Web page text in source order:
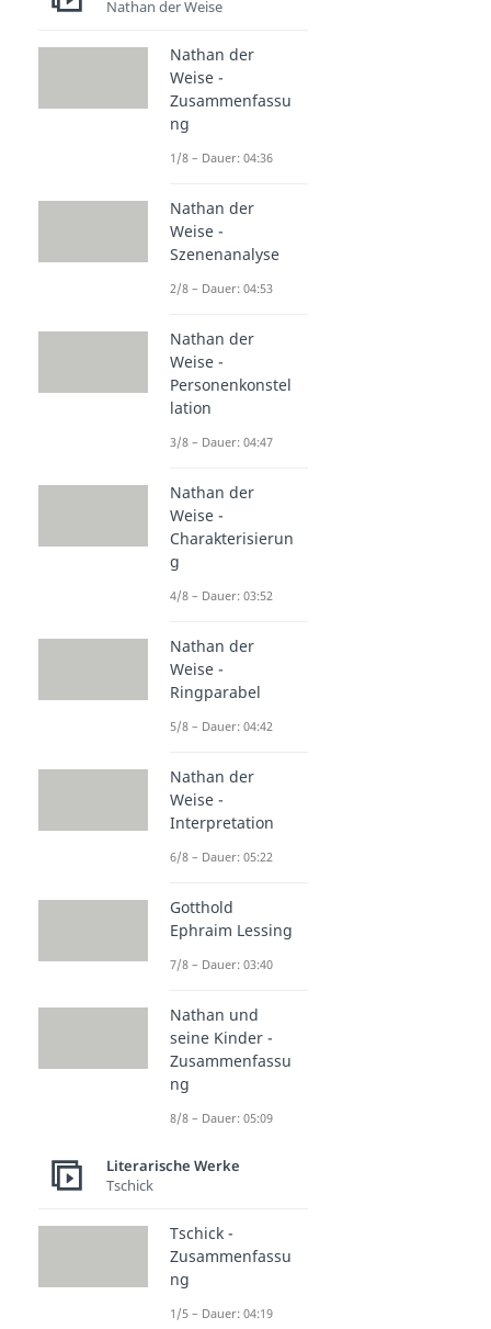
Nathan der Weise
Nathan der
Weise -
Zusammenfassu
ng
1/8 – Dauer: 04:36
Nathan der
Weise -
Szenenanalyse
2/8 – Dauer: 04:53
Nathan der
Weise -
Personenkonstel
lation
3/8 – Dauer: 04:47
Nathan der
Weise -
Charakterisierun
g
4/8 – Dauer: 03:52
Nathan der
Weise -
Ringparabel
5/8 – Dauer: 04:42
Nathan der
Weise -
Interpretation
6/8 – Dauer: 05:22
Gotthold
Ephraim Lessing
7/8 – Dauer: 03:40
Nathan und
seine Kinder -
Zusammenfassu
ng
8/8 – Dauer: 05:09
Literarische Werke
Tschick
Tschick -
Zusammenfassu
ng
1/5 – Dauer: 04:19